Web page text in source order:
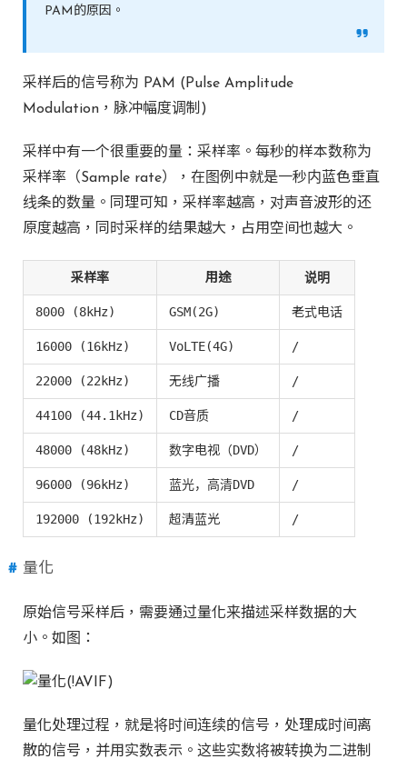
PAM的原因。
采样后的信号称为 PAM (Pulse Amplitude
Modulation，脉冲幅度调制)
采样中有一个很重要的量：采样率。每秒的样本数称为
采样率（Sample rate），在图例中就是一秒内蓝色垂直
线条的数量。同理可知，采样率越高，对声音波形的还
原度越高，同时采样的结果越大，占用空间也越大。
采样率 用途 说明
8000 (8kHz) GSM(2G) 老式电话
16000 (16kHz) VoLTE(4G) /
22000 (22kHz) 无线广播 /
44100 (44.1kHz) CD音质 /
48000 (48kHz) 数字电视（DVD） /
96000 (96kHz) 蓝光，高清DVD /
192000 (192kHz) 超清蓝光 /
量化
原始信号采样后，需要通过量化来描述采样数据的大
小。如图：
量化处理过程，就是将时间连续的信号，处理成时间离
散的信号，并用实数表示。这些实数将被转换为二进制